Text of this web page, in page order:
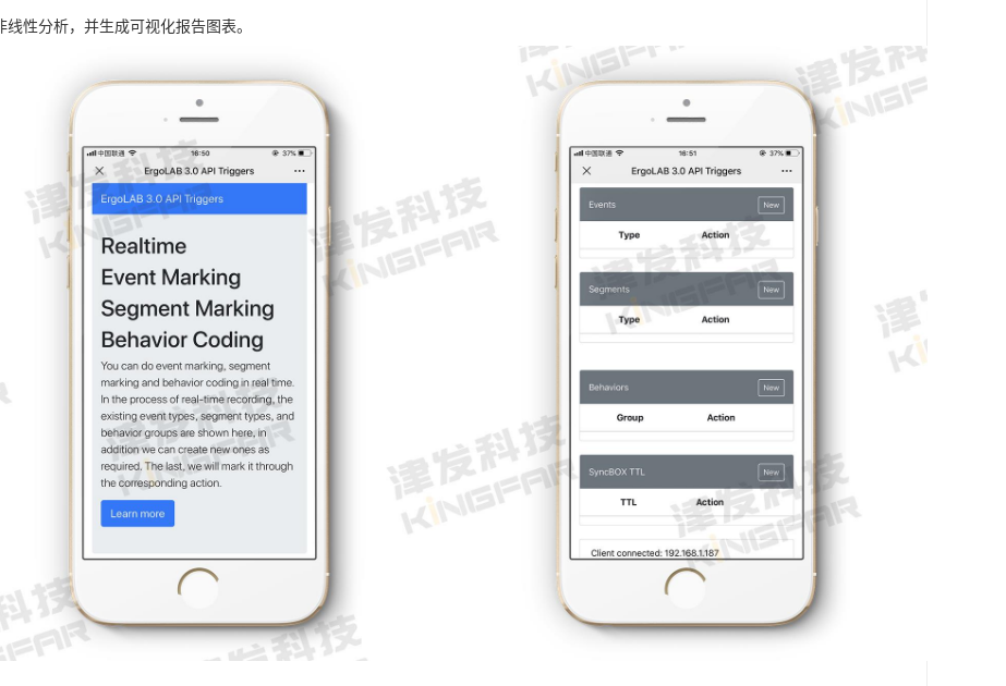
线性分析，并生成可视化报告图表。